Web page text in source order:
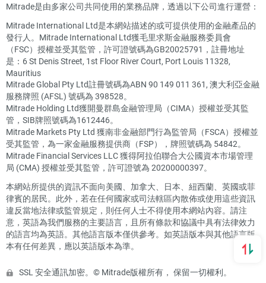
Mitrade是由多家公司共同使用的業務品牌，透過以下公司進行運營：
Mitrade International Ltd是本網站描述的或可提供使用的金融產品的
發行人。Mitrade International Ltd獲毛里求斯金融服務委員會
（FSC）授權並受其監管，許可證號碼為GB20025791，註冊地址
是：6 St Denis Street, 1st Floor River Court, Port Louis 11328,
Mauritius
Mitrade Global Pty Ltd註冊號碼為ABN 90 149 011 361, 澳大利亞金融
服務牌照 (AFSL) 號碼為 398528。
Mitrade Holding Ltd獲開曼群島金融管理局（CIMA）授權並受其監
管，SIB牌照號碼為1612446。
Mitrade Markets Pty Ltd 獲南非金融部門行為監管局（FSCA）授權並
受其監管，為一家金融服務提供商（FSP），牌照號碼為 54842。
Mitrade Financial Services LLC 獲得阿拉伯聯合大公國資本市場管理
局 (CMA) 授權並受其監管，許可證號為 20200000397。
本網站所提供的資訊不面向美國、加拿大、日本、紐西蘭、英國或菲
律賓的居民。此外，若在任何國家或司法轄區內散佈或使用這些資訊
違反當地法律或監管規定，則任何人士不得使用本網站內容。請注
意，英語為我們服務的主要語言，且所有條款和協議中具有法律效力
的語言均為英語。其他語言版本僅供參考。如英語版本與其他語言版
本有任何差異，應以英語版本為準。
SSL 安全通訊加密。© Mitrade版權所有， 保留一切權利。